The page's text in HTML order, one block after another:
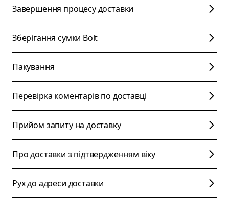
Завершення процесу доставки
Зберігання сумки Bolt
Пакування
Перевірка коментарів по доставці
Прийом запиту на доставку
Про доставки з підтвердженням віку
Рух до адреси доставки